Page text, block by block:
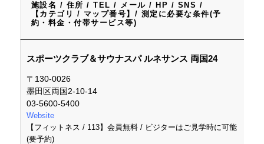
施設名 / 住所 / TEL / メール / HP / SNS /
【カテゴリ / マップ番号】/ 測定に必要な条件(予
約・料金・付帯サービス等)
【カテゴリ / マップ番号】/ 測定に必要な条件(予
スポーツクラブ＆サウナスパ ルネサンス 両国24
〒130-0026
墨田区両国2-10-14
03-5600-5400
Website
【フィットネス / 113】会員無料 / ビジターはご見学時に可能
(要予約)